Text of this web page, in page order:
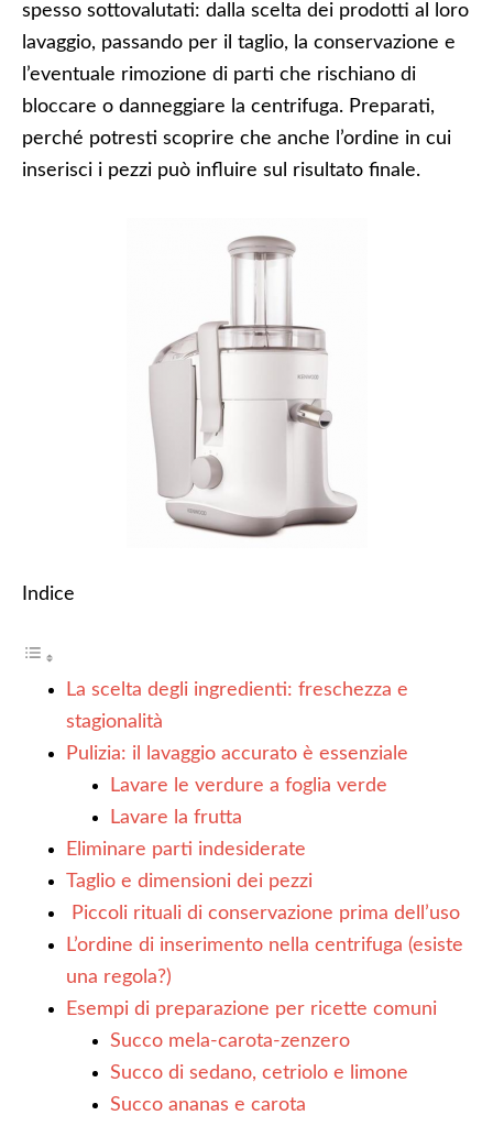
spesso sottovalutati: dalla scelta dei prodotti al loro
lavaggio, passando per il taglio, la conservazione e
l’eventuale rimozione di parti che rischiano di
bloccare o danneggiare la centrifuga. Preparati,
perché potresti scoprire che anche l’ordine in cui
inserisci i pezzi può influire sul risultato finale.
Indice
La scelta degli ingredienti: freschezza e
stagionalità
Pulizia: il lavaggio accurato è essenziale
Lavare le verdure a foglia verde
Lavare la frutta
Eliminare parti indesiderate
Taglio e dimensioni dei pezzi
Piccoli rituali di conservazione prima dell’uso
L’ordine di inserimento nella centrifuga (esiste
una regola?)
Esempi di preparazione per ricette comuni
Succo mela-carota-zenzero
Succo di sedano, cetriolo e limone
Succo ananas e carota